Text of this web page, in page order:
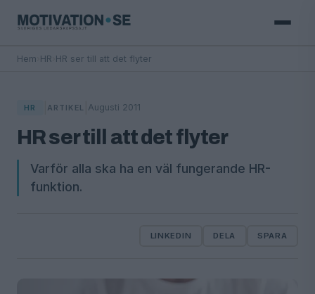
Hem HR HR ser till att det flyter
HR ARTIKEL Augusti 2011
HR ser till att det flyter
Varför alla ska ha en väl fungerande HR-
funktion.
LINKEDIN DELA SPARA